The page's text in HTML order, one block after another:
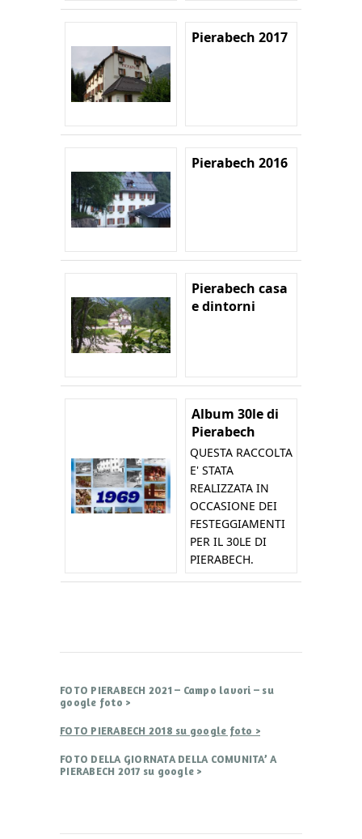
Pierabech 2017
Pierabech 2016
Pierabech casa
e dintorni
Album 30le di
Pierabech
QUESTA RACCOLTA
E' STATA
REALIZZATA IN
OCCASIONE DEI
FESTEGGIAMENTI
PER IL 30LE DI
PIERABECH.
FOTO PIERABECH 2021 – Campo lavori – su
google foto >
FOTO PIERABECH 2018 su google foto >
FOTO DELLA GIORNATA DELLA COMUNITA’ A
PIERABECH 2017 su google >